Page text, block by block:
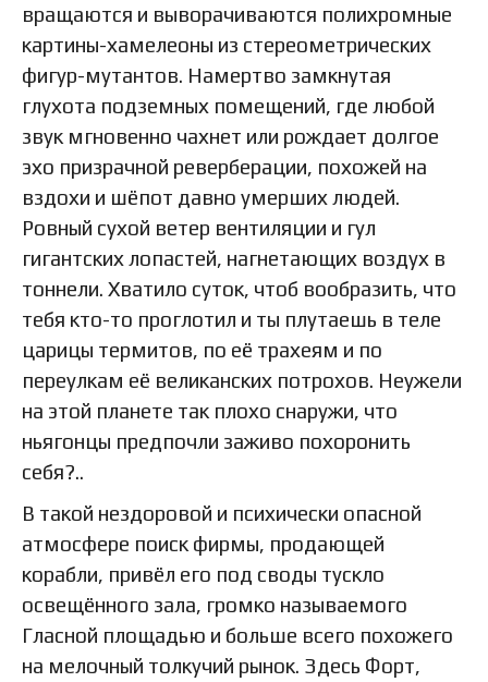
вращаются и выворачиваются полихромные
картины-хамелеоны из стереометрических
фигур-мутантов. Намертво замкнутая
глухота подземных помещений, где любой
звук мгновенно чахнет или рождает долгое
эхо призрачной реверберации, похожей на
вздохи и шёпот давно умерших людей.
Ровный сухой ветер вентиляции и гул
гигантских лопастей, нагнетающих воздух в
тоннели. Хватило суток, чтоб вообразить, что
тебя кто-то проглотил и ты плутаешь в теле
царицы термитов, по её трахеям и по
переулкам её великанских потрохов. Неужели
на этой планете так плохо снаружи, что
ньягонцы предпочли заживо похоронить
себя?..
В такой нездоровой и психически опасной
атмосфере поиск фирмы, продающей
корабли, привёл его под своды тускло
освещённого зала, громко называемого
Гласной площадью и больше всего похожего
на мелочный толкучий рынок. Здесь Форт,